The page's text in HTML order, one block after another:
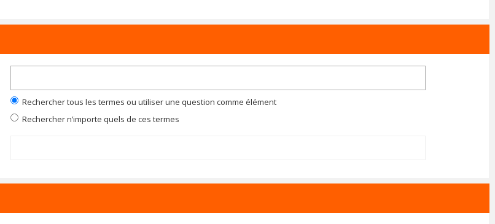
Rechercher tous les termes ou utiliser une question comme élément
Rechercher n’importe quels de ces termes